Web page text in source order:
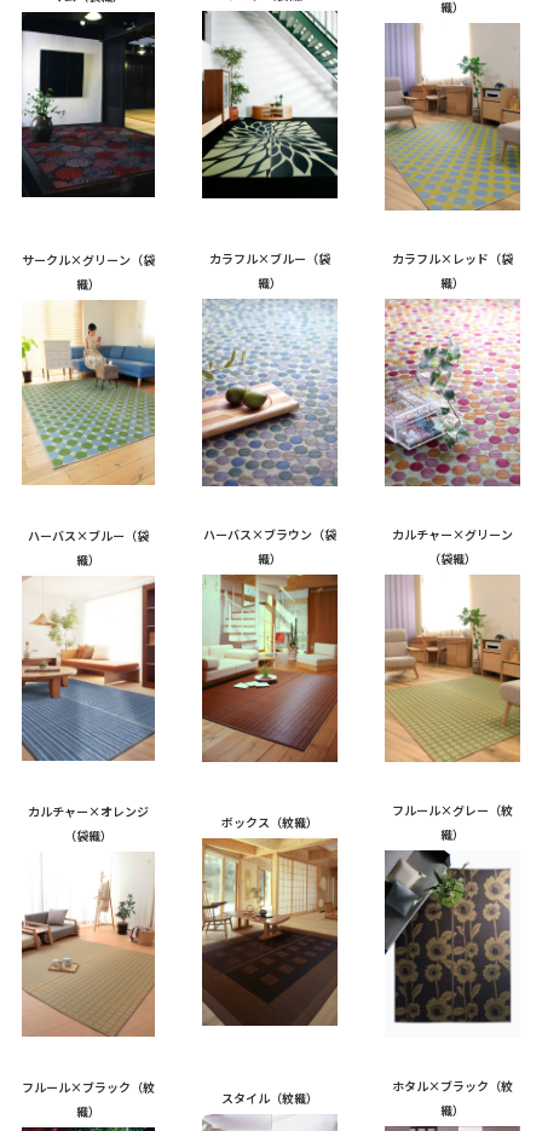
織）
サークル×グリーン（袋
織）
カラフル×ブルー（袋
織）
カラフル×レッド（袋
織）
ハーバス×ブルー（袋
織）
ハーバス×ブラウン（袋
織）
カルチャー×グリーン
（袋織）
カルチャー×オレンジ
（袋織）
ボックス（紋織）
フルール×グレー（紋
織）
フルール×ブラック（紋
織）
スタイル（紋織）
ホタル×ブラック（紋
織）